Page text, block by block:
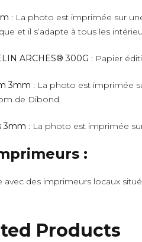
: La photo est imprimée sur
et il s’adapte à tous les
ARCHES® 300G : Papier
3mm : La photo est imprimée
de Dibond.
3mm : La photo est imprimée
:
avec des imprimeurs locaux
Products